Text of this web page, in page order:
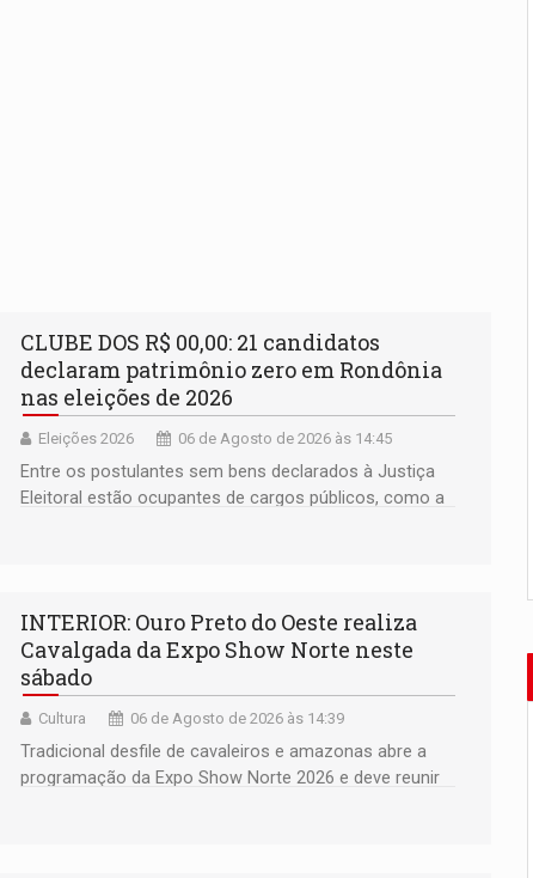
CLUBE DOS R$ 00,00: 21 candidatos
declaram patrimônio zero em Rondônia
nas eleições de 2026
Eleições 2026 06 de Agosto de 2026 às 14:45
Entre os postulantes sem bens declarados à Justiça
Eleitoral estão ocupantes de cargos públicos, como a
INTERIOR: Ouro Preto do Oeste realiza
Cavalgada da Expo Show Norte neste
sábado
Cultura 06 de Agosto de 2026 às 14:39
Tradicional desfile de cavaleiros e amazonas abre a
programação da Expo Show Norte 2026 e deve reunir